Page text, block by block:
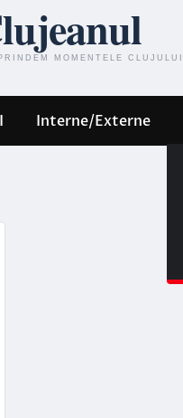
Interne/Externe